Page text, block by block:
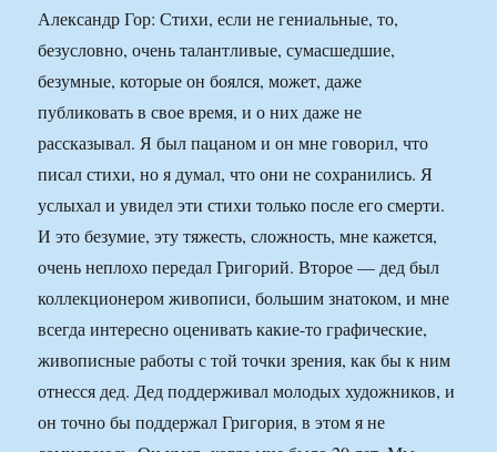
Александр Гор: Стихи, если не гениальные, то,
безусловно, очень талантливые, сумасшедшие,
безумные, которые он боялся, может, даже
публиковать в свое время, и о них даже не
рассказывал. Я был пацаном и он мне говорил, что
писал стихи, но я думал, что они не сохранились. Я
услыхал и увидел эти стихи только после его смерти.
И это безумие, эту тяжесть, сложность, мне кажется,
очень неплохо передал Григорий. Второе — дед был
коллекционером живописи, большим знатоком, и мне
всегда интересно оценивать какие-то графические,
живописные работы с той точки зрения, как бы к ним
отнесся дед. Дед поддерживал молодых художников, и
он точно бы поддержал Григория, в этом я не